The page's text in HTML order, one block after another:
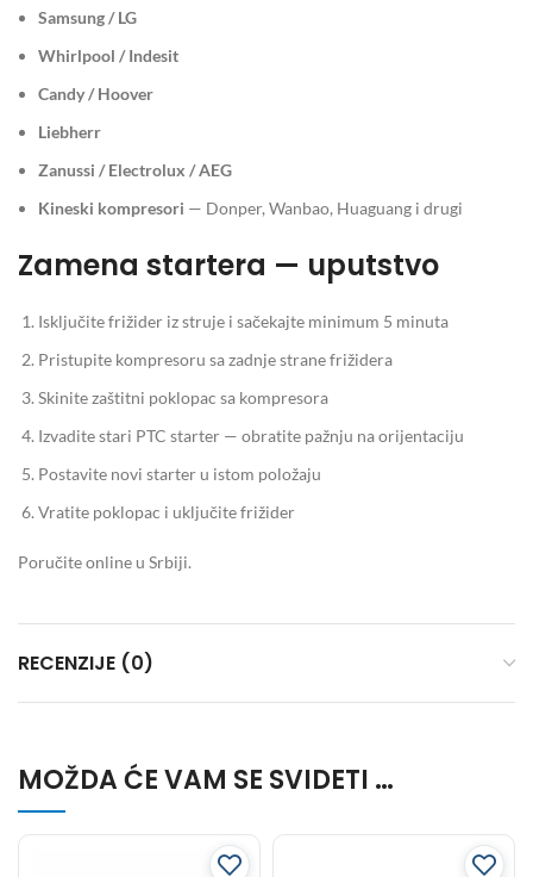
Samsung / LG
Whirlpool / Indesit
Candy / Hoover
Liebherr
Zanussi / Electrolux / AEG
Kineski kompresori — Donper, Wanbao, Huaguang i drugi
Zamena startera — uputstvo
Isključite frižider iz struje i sačekajte minimum 5 minuta
Pristupite kompresoru sa zadnje strane frižidera
Skinite zaštitni poklopac sa kompresora
Izvadite stari PTC starter — obratite pažnju na orijentaciju
Postavite novi starter u istom položaju
Vratite poklopac i uključite frižider
Poručite online u Srbiji.
RECENZIJE (0)
MOŽDA ĆE VAM SE SVIDETI …